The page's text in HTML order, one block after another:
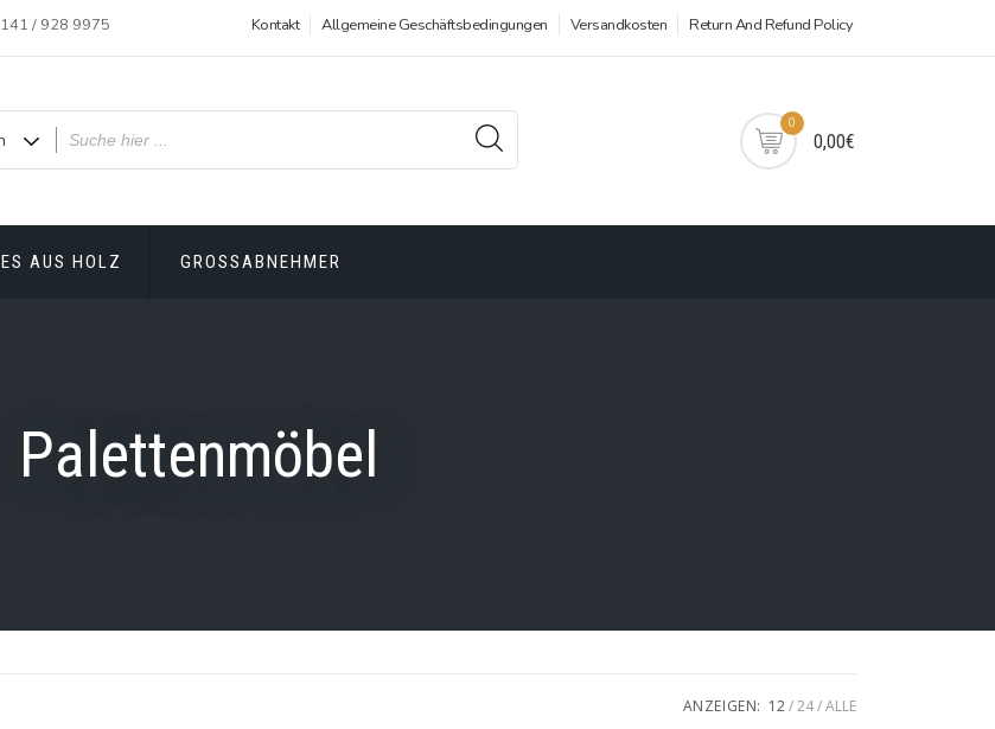
/ 928 9975 Kontakt Allgemeine Geschäftsbedingungen Versandkosten Return And Refund Policy
0
0,00€
AUS HOLZ GROSSABNEHMER
Palettenmöbel
ANZEIGEN: 12 24 ALLE